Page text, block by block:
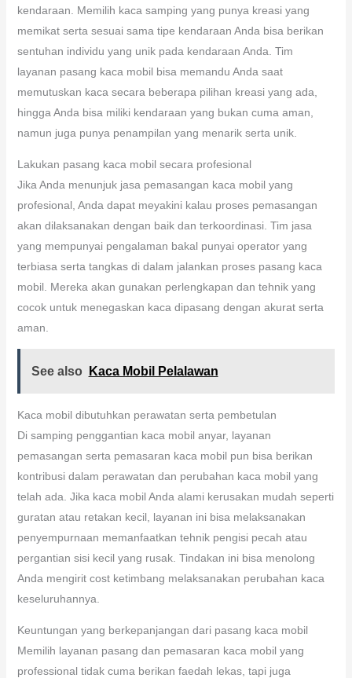
kendaraan. Memilih kaca samping yang punya kreasi yang
memikat serta sesuai sama tipe kendaraan Anda bisa berikan
sentuhan individu yang unik pada kendaraan Anda. Tim
layanan pasang kaca mobil bisa memandu Anda saat
memutuskan kaca secara beberapa pilihan kreasi yang ada,
hingga Anda bisa miliki kendaraan yang bukan cuma aman,
namun juga punya penampilan yang menarik serta unik.
Lakukan pasang kaca mobil secara profesional
Jika Anda menunjuk jasa pemasangan kaca mobil yang
profesional, Anda dapat meyakini kalau proses pemasangan
akan dilaksanakan dengan baik dan terkoordinasi. Tim jasa
yang mempunyai pengalaman bakal punyai operator yang
terbiasa serta tangkas di dalam jalankan proses pasang kaca
mobil. Mereka akan gunakan perlengkapan dan tehnik yang
cocok untuk menegaskan kaca dipasang dengan akurat serta
aman.
See also Kaca Mobil Pelalawan
Kaca mobil dibutuhkan perawatan serta pembetulan
Di samping penggantian kaca mobil anyar, layanan
pemasangan serta pemasaran kaca mobil pun bisa berikan
kontribusi dalam perawatan dan perubahan kaca mobil yang
telah ada. Jika kaca mobil Anda alami kerusakan mudah seperti
guratan atau retakan kecil, layanan ini bisa melaksanakan
penyempurnaan memanfaatkan tehnik pengisi pecah atau
pergantian sisi kecil yang rusak. Tindakan ini bisa menolong
Anda mengirit cost ketimbang melaksanakan perubahan kaca
keseluruhannya.
Keuntungan yang berkepanjangan dari pasang kaca mobil
Memilih layanan pasang dan pemasaran kaca mobil yang
professional tidak cuma berikan faedah lekas, tapi juga